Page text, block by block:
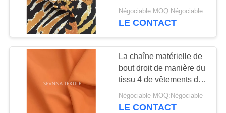
tissu de matériel de
vêtements de bain
Négociable MOQ:Négociable
LE CONTACT
La chaîne matérielle de
bout droit de manière du
tissu 4 de vêtements de
bain réutilisée par
protection UV tricotent
Négociable MOQ:Négociable
LE CONTACT